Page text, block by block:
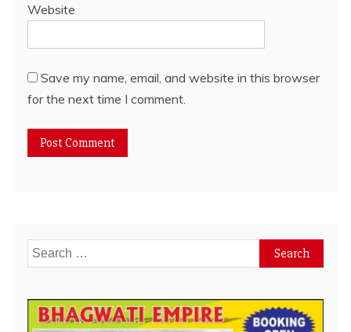
Website
Save my name, email, and website in this browser
for the next time I comment.
Search
for: